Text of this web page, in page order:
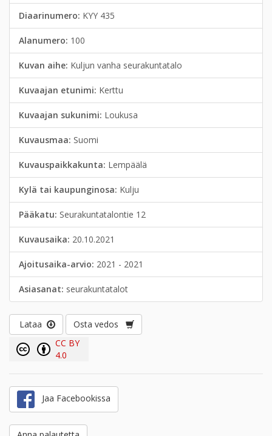
Diaarinumero: KYY 435
Alanumero: 100
Kuvan aihe: Kuljun vanha seurakuntatalo
Kuvaajan etunimi: Kerttu
Kuvaajan sukunimi: Loukusa
Kuvausmaa: Suomi
Kuvauspaikkakunta: Lempäälä
Kylä tai kaupunginosa: Kulju
Pääkatu: Seurakuntatalontie 12
Kuvausaika: 20.10.2021
Ajoitusaika-arvio: 2021 - 2021
Asiasanat: seurakuntatalot
Lataa
Osta vedos
CC BY
4.0
Jaa Facebookissa